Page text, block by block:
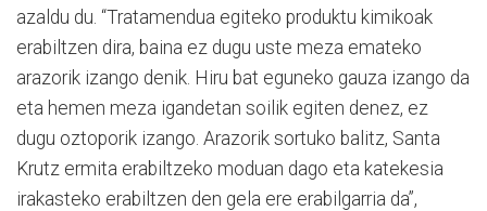
azaldu du. “Tratamendua egiteko produktu kimikoak
erabiltzen dira, baina ez dugu uste meza emateko
arazorik izango denik. Hiru bat eguneko gauza izango da
eta hemen meza igandetan soilik egiten denez, ez
dugu oztoporik izango. Arazorik sortuko balitz, Santa
Krutz ermita erabiltzeko moduan dago eta katekesia
irakasteko erabiltzen den gela ere erabilgarria da”,